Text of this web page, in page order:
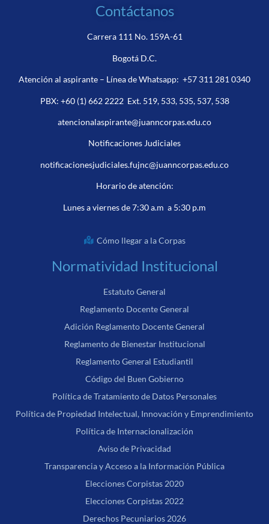
Contáctanos
Carrera 111 No. 159A-61
Bogotá D.C.
Atención al aspirante – Línea de Whatsapp: +57 311 281 0340
PBX: +60 (1) 662 2222Ext. 519, 533, 535, 537, 538
atencionalaspirante@juanncorpas.edu.co
Notificaciones Judiciales
notificacionesjudiciales.fujnc@juanncorpas.edu.co
Horario de atención:
Lunes a viernes de 7:30 a.m a 5:30 p.m
Cómo llegar a la Corpas
Normatividad Institucional
Estatuto General
Reglamento Docente General
Adición Reglamento Docente General
Reglamento de Bienestar Institucional
Reglamento General Estudiantil
Código del Buen Gobierno
Política de Tratamiento de Datos Personales
Política de Propiedad Intelectual, Innovación y Emprendimiento
Política de Internacionalización
Aviso de Privacidad
Transparencia y Acceso a la Información Pública
Elecciones Corpistas 2020
Elecciones Corpistas 2022
Derechos Pecuniarios 2026